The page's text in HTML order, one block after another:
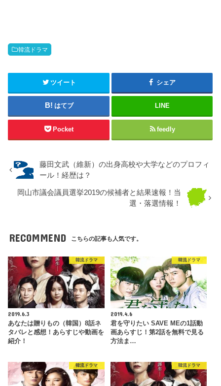
韓流ドラマ
ツイート シェア
はてブ LINE
Pocket feedly
藤田文武（維新）の出身高校や大学などのプロフィ
ール！経歴は？
岡山市議会議員選挙2019の候補者と結果速報！当
選・落選情報！
RECOMMEND こちらの記事も人気です。
韓流ドラマ
2019.6.3
あなたは贈りもの（韓国）8話ネ
タバレと感想！あらすじや動画を
紹介！
韓流ドラマ
2019.4.6
君を守りたい SAVE MEの1話動
画あらすじ！第2話を無料で見る
方法ま…
韓流ドラマ 韓流ドラマ